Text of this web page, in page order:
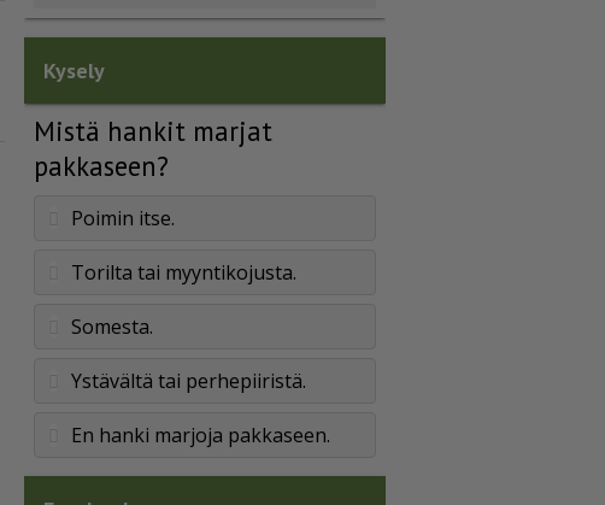
Kysely
Mistä hankit marjat
pakkaseen?
Poimin itse.
Torilta tai myyntikojusta.
Somesta.
Ystävältä tai perhepiiristä.
En hanki marjoja pakkaseen.